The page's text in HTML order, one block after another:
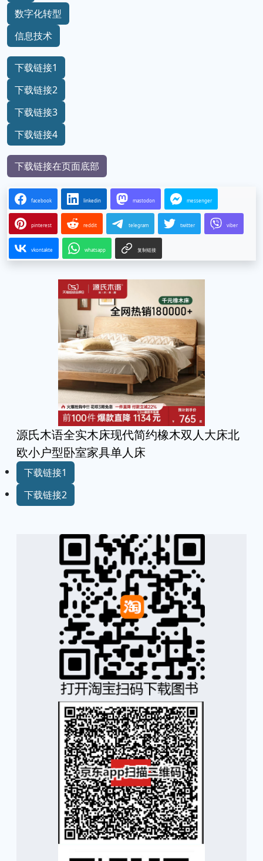
数字化转型
信息技术
下载链接1
下载链接2
下载链接3
下载链接4
下载链接在页面底部
facebook linkedin mastodon messenger
pinterest reddit telegram twitter viber
vkontakte whatsapp 复制链接
源氏木语全实木床现代简约橡木双人大床北
欧小户型卧室家具单人床
下载链接1
下载链接2